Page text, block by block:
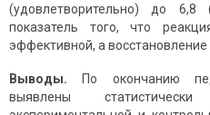
(удовлетворительно) до 6,8
показатель того, что
эффективной, а восстановление
Выводы.
По окончанию
выявлены